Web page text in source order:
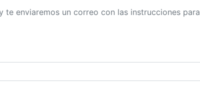
te enviaremos un correo con las instrucciones para